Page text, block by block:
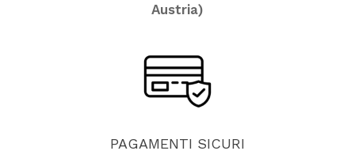
Austria)
PAGAMENTI SICURI